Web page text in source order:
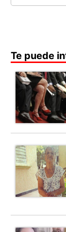
Te puede